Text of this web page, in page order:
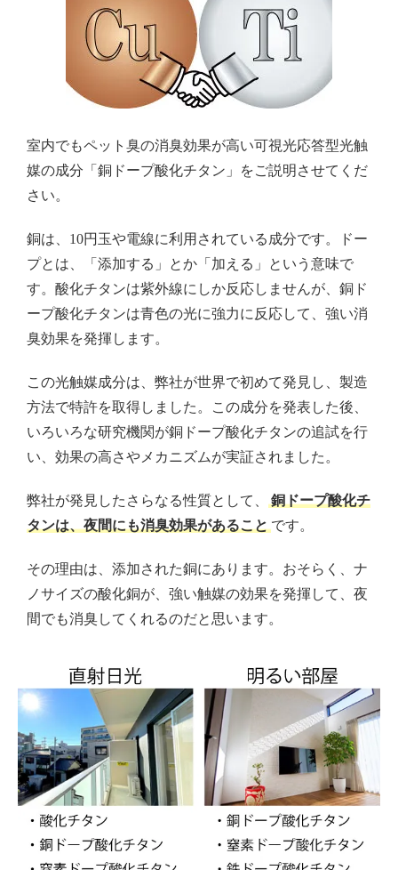
室内でもペット臭の消臭効果が高い可視光応答型光触
媒の成分「銅ドープ酸化チタン」をご説明させてくだ
さい。
銅は、10円玉や電線に利用されている成分です。ドー
プとは、「添加する」とか「加える」という意味で
す。酸化チタンは紫外線にしか反応しませんが、銅ド
ープ酸化チタンは青色の光に強力に反応して、強い消
臭効果を発揮します。
この光触媒成分は、弊社が世界で初めて発見し、製造
方法で特許を取得しました。この成分を発表した後、
いろいろな研究機関が銅ドープ酸化チタンの追試を行
い、効果の高さやメカニズムが実証されました。
弊社が発見したさらなる性質として、
銅ドープ酸化チ
タンは、夜間にも消臭効果があること です。
その理由は、添加された銅にあります。おそらく、ナ
ノサイズの酸化銅が、強い触媒の効果を発揮して、夜
間でも消臭してくれるのだと思います。